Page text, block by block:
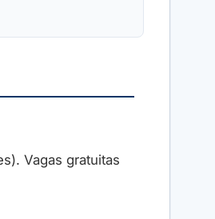
Vagas gratuitas